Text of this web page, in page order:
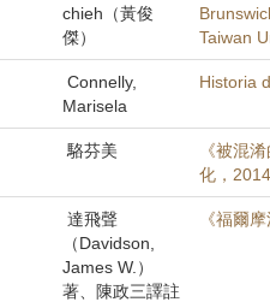
chieh（黃俊
傑）
Taiwan
Connelly,
Marisela
Historia
駱芬美
《被混
化，2014
達飛聲
（Davidson,
James W.）
著、陳政三譯註
《福爾